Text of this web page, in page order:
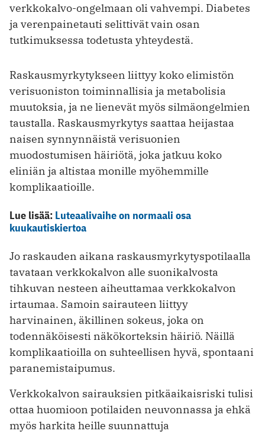
verkkokalvo-ongelmaan oli vahvempi. Diabetes
ja verenpainetauti selittivät vain osan
tutkimuksessa todetusta yhteydestä.
Raskausmyrkytykseen liittyy koko elimistön
verisuoniston toiminnallisia ja metabolisia
muutoksia, ja ne lienevät myös silmäongelmien
taustalla. Raskausmyrkytys saattaa heijastaa
naisen synnynnäistä verisuonien
muodostumisen häiriötä, joka jatkuu koko
eliniän ja altistaa monille myöhemmille
komplikaatioille.
Lue lisää: Luteaalivaihe on normaali osa
kuukautiskiertoa
Jo raskauden aikana raskausmyrkytyspotilaalla
tavataan verkkokalvon alle suonikalvosta
tihkuvan nesteen aiheuttamaa verkkokalvon
irtaumaa. Samoin ­sairauteen liittyy
harvinainen, äkillinen sokeus, joka on
todennäköisesti näkö­korteksin häiriö. Näillä
komplikaatioilla on suhteellisen hyvä, spontaani
paranemistaipumus.
Verkkokalvon sairauksien pitkäaikaisriski tulisi
ottaa huomioon potilaiden neuvonnassa ja ehkä
myös harkita heille suunnattuja